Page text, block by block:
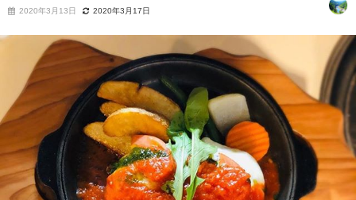
2020年3月13日 2020年3月17日